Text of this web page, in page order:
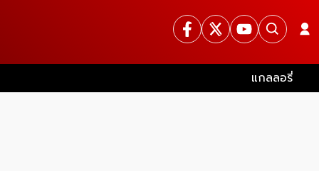
แกลลอรี่